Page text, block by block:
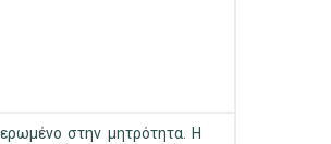
στην μητρότητα. Η